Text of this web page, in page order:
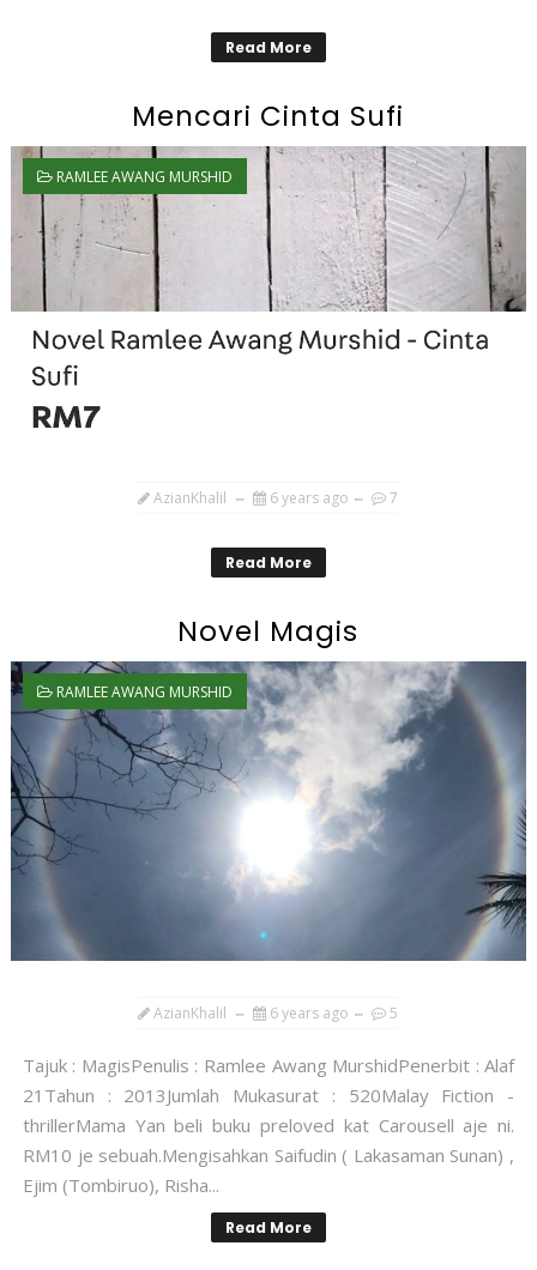
Read More
Mencari Cinta Sufi
RAMLEE AWANG MURSHID
AzianKhalil 6 years ago 7
Read More
Novel Magis
RAMLEE AWANG MURSHID
AzianKhalil 6 years ago 5
Tajuk : MagisPenulis : Ramlee Awang MurshidPenerbit : Alaf
21Tahun : 2013Jumlah Mukasurat : 520Malay Fiction -
thrillerMama Yan beli buku preloved kat Carousell aje ni.
RM10 je sebuah.Mengisahkan Saifudin ( Lakasaman Sunan) ,
Ejim (Tombiruo), Risha...
Read More